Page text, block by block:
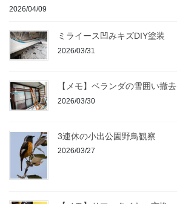
2026/04/09
ミライース凹みキズDIY塗装
2026/03/31
【メモ】ベランダの雪囲い撤去
2026/03/30
3連休の小出公園野鳥観察
2026/03/27